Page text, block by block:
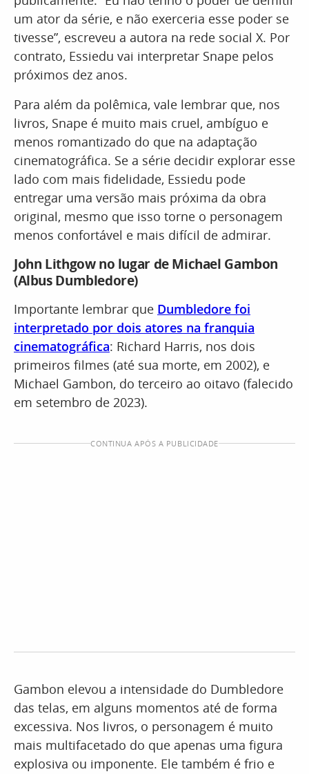
um ator da série, e não exerceria esse poder se
tivesse”, escreveu a autora na rede social X. Por
contrato, Essiedu vai interpretar Snape pelos
próximos dez anos.
Para além da polêmica, vale lembrar que, nos
livros, Snape é muito mais cruel, ambíguo e
menos romantizado do que na adaptação
cinematográfica. Se a série decidir explorar esse
lado com mais fidelidade, Essiedu pode
entregar uma versão mais próxima da obra
original, mesmo que isso torne o personagem
menos confortável e mais difícil de admirar.
John Lithgow no lugar de Michael Gambon
(Albus Dumbledore)
Importante lembrar que Dumbledore foi
interpretado por dois atores na franquia
cinematográfica: Richard Harris, nos dois
primeiros filmes (até sua morte, em 2002), e
Michael Gambon, do terceiro ao oitavo (falecido
em setembro de 2023).
CONTINUA APÓS A PUBLICIDADE
Gambon elevou a intensidade do Dumbledore
das telas, em alguns momentos até de forma
excessiva. Nos livros, o personagem é muito
mais multifacetado do que apenas uma figura
explosiva ou imponente. Ele também é frio e